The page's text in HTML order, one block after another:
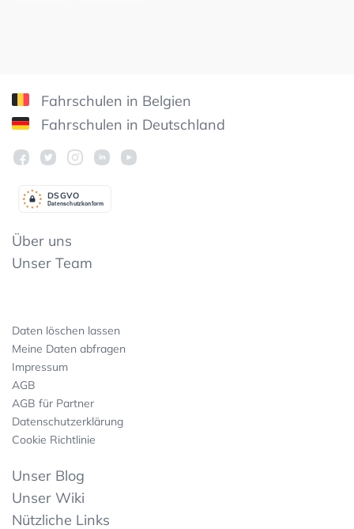
Fahrschulen in Belgien
Fahrschulen in Deutschland
Datenschutzkonform
DSGVO
Über uns
Unser Team
Daten löschen lassen
Meine Daten abfragen
Impressum
AGB
AGB für Partner
Datenschutzerklärung
Cookie Richtlinie
Unser Blog
Unser Wiki
Nützliche Links